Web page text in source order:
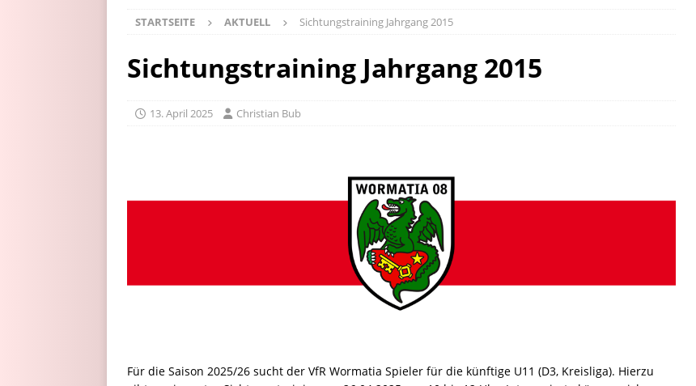
STARTSEITE AKTUELL Sichtungstraining Jahrgang 2015
Sichtungstraining Jahrgang 2015
13. April 2025 Christian Bub
Für die Saison 2025/26 sucht der VfR Wormatia Spieler für die künftige U11 (D3, Kreisliga). Hierzu